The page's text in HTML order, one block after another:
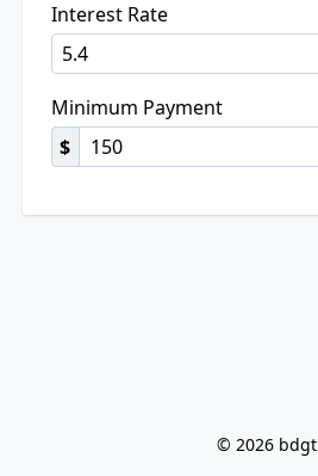
Interest Rate
Minimum Payment
$
© 2026 bdgt